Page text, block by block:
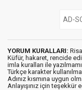
YORUM KURALLARI:
Küfür, hakaret, rencide
imla kuralları ile
Türkçe karakter
Adınız kısmına uygun
Anlayışınız için teşekkür